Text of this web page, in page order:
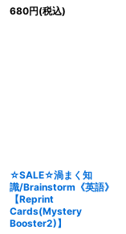
680円(税込)
☆SALE☆渦まく知
識/Brainstorm《英語》
【Reprint
Cards(Mystery
Booster2)】